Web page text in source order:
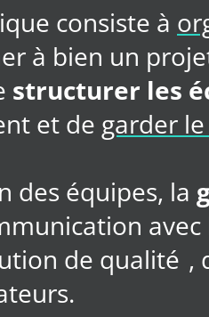
consiste à
à bien un
structurer les
et de garder
des équipes, la
de qualité ,